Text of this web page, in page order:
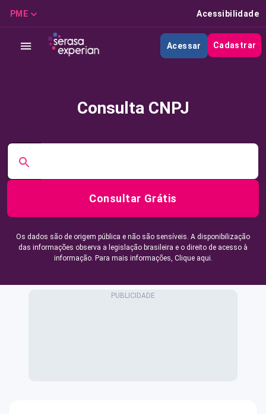
PME Acessibilidade
Acessar Cadastrar
Consulta CNPJ
Consultar Grátis
Os dados são de origem pública e não são sensíveis. A disponibilização
das informações observa a legislação brasileira e o direito de acesso à
informação. Para mais informações, Clique aqui.